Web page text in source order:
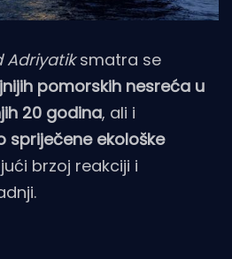
Adriyatiksmatra se
pomorskih nesreća u
20 godina, ali i
spriječene ekološke
brzoj reakciji i